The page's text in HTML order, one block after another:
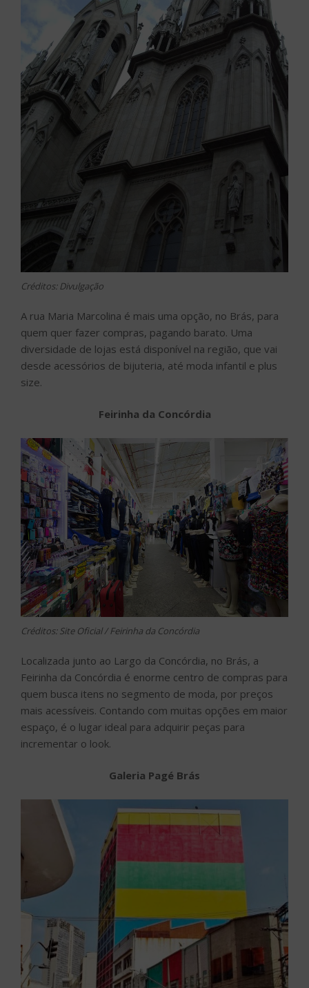
Créditos: Divulgação
A rua Maria Marcolina é mais uma opção, no Brás, para
quem quer fazer compras, pagando barato. Uma
diversidade de lojas está disponível na região, que vai
desde acessórios de bijuteria, até moda infantil e plus
size.
Feirinha da Concórdia
Créditos: Site Oficial / Feirinha da Concórdia
Localizada junto ao Largo da Concórdia, no Brás, a
Feirinha da Concórdia é enorme centro de compras para
quem busca itens no segmento de moda, por preços
mais acessíveis. Contando com muitas opções em maior
espaço, é o lugar ideal para adquirir peças para
incrementar o look.
Galeria Pagé Brás